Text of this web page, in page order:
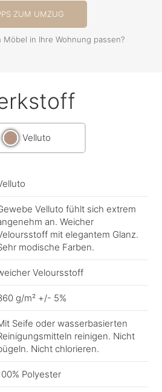
ZUM UMZUG
in Ihre Wohnung passen?
Velluto
Velluto fühlt sich extrem
an. Weicher
mit elegantem Glanz.
modische Farben.
Veloursstoff
g/m² +/- 5%
Seife oder wasserbasierten
reinigen. Nicht
Nicht chlorieren.
Polyester